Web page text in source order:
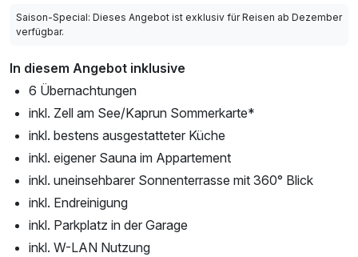
Saison-Special: Dieses Angebot ist exklusiv für Reisen ab Dezember
verfügbar.
In diesem Angebot inklusive
6 Übernachtungen
inkl. Zell am See/Kaprun Sommerkarte*
inkl. bestens ausgestatteter Küche
inkl. eigener Sauna im Appartement
inkl. uneinsehbarer Sonnenterrasse mit 360° Blick
inkl. Endreinigung
inkl. Parkplatz in der Garage
inkl. W-LAN Nutzung